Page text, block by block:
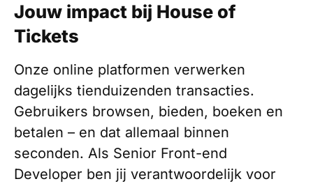
Jouw impact bij House of
Tickets
Onze online platformen verwerken
dagelijks tienduizenden transacties.
Gebruikers browsen, bieden, boeken en
betalen – en dat allemaal binnen
seconden. Als Senior Front-end
Developer ben jij verantwoordelijk voor